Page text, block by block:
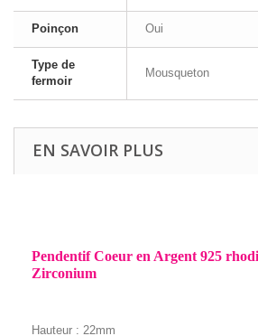
Poinçon Oui
Type de
fermoir
Mousqueton
EN SAVOIR PLUS
Pendentif Coeur en Argent 925
Zirconium
Hauteur : 22mm